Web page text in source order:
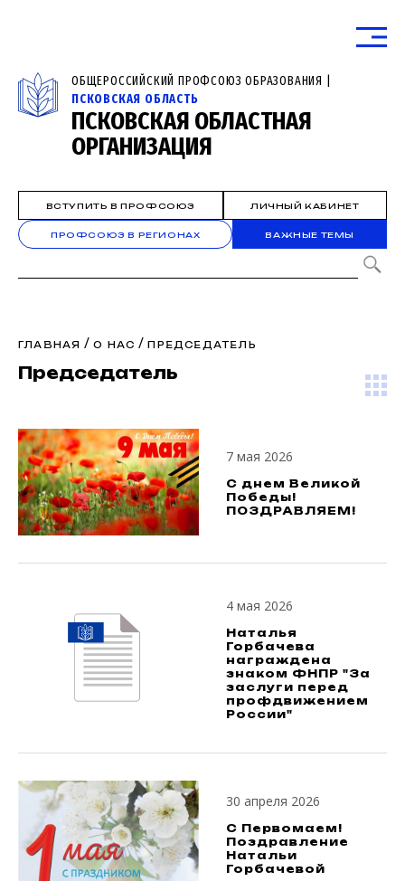
ОБЩЕРОССИЙСКИЙ ПРОФСОЮЗ ОБРАЗОВАНИЯ |
ПСКОВСКАЯ ОБЛАСТЬ
ПСКОВСКАЯ ОБЛАСТНАЯ
ОРГАНИЗАЦИЯ
ВСТУПИТЬ В ПРОФСОЮЗ ЛИЧНЫЙ КАБИНЕТ
ПРОФСОЮЗ В РЕГИОНАХ ВАЖНЫЕ ТЕМЫ
ГЛАВНАЯ /О НАС /ПРЕДСЕДАТЕЛЬ
Председатель
7 мая 2026
С днем Великой
Победы!
ПОЗДРАВЛЯЕМ!
4 мая 2026
Наталья
Горбачева
награждена
знаком ФНПР "За
заслуги перед
профдвижением
России"
30 апреля 2026
С Первомаем!
Поздравление
Натальи
Горбачевой